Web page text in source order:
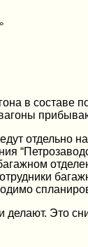
°
в
отдельно
делают. Это